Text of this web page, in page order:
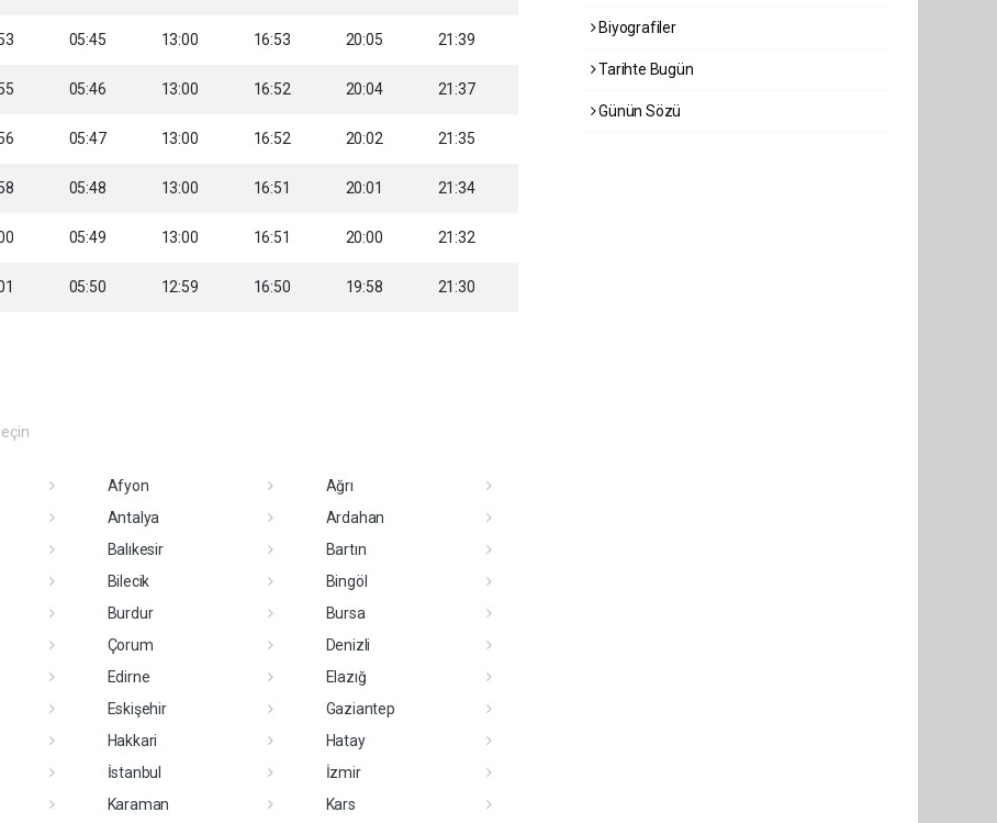
05:45 13:00 16:53 20:05 21:39
05:46 13:00 16:52 20:04 21:37
05:47 13:00 16:52 20:02 21:35
05:48 13:00 16:51 20:01 21:34
05:49 13:00 16:51 20:00 21:32
05:50 12:59 16:50 19:58 21:30
Afyon
Ağrı
Antalya
Ardahan
Balıkesir
Bartın
Bilecik
Bingöl
Burdur
Bursa
Çorum
Denizli
Edirne
Elazığ
Eskişehir
Gaziantep
Hakkari
Hatay
İstanbul
İzmir
Karaman
Kars
Biyografiler
Tarihte Bugün
Günün Sözü